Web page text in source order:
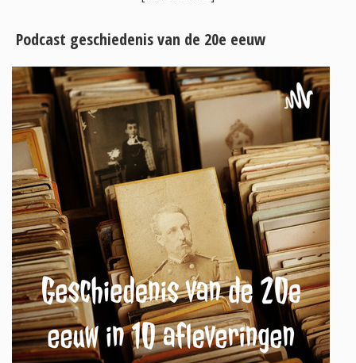
Podcast geschiedenis van de 20e eeuw